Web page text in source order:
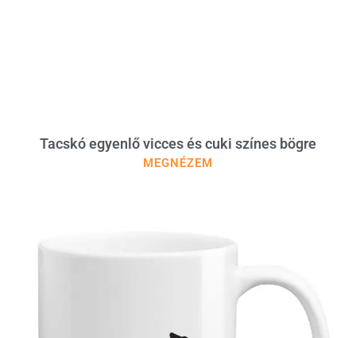
Tacskó egyenlő vicces és cuki színes bögre
MEGNÉZEM